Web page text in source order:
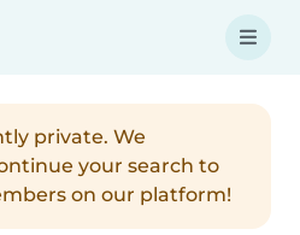
private. We
your search to
on our platform!